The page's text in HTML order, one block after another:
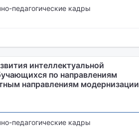
педагогические кадры
интеллектуальной
по направлениям
направлениям модернизации
педагогические кадры